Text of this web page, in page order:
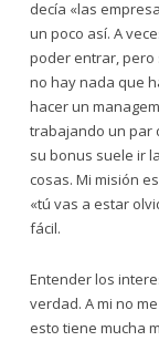
decía «las
un poco así. A
poder entrar, pero
no hay nada que
hacer un
trabajando un par
su bonus suele ir
cosas. Mi misión
«tú vas a estar
fácil.
Entender los
verdad. A mi no
esto tiene mucha